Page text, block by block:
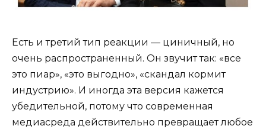
Есть и третий тип реакции — циничный, но
очень распространенный. Он звучит так: «все
это пиар», «это выгодно», «скандал кормит
индустрию». И иногда эта версия кажется
убедительной, потому что современная
медиасреда действительно превращает любое